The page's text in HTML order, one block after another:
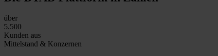
über
5.500
Kunden aus
Mittelstand & Konzernen